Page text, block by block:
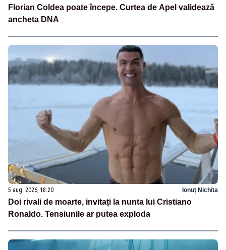
Florian Coldea poate începe. Curtea de Apel validează
ancheta DNA
5 aug. 2026, 18:20 Ionuț Nichita
Doi rivali de moarte, invitați la nunta lui Cristiano
Ronaldo. Tensiunile ar putea exploda